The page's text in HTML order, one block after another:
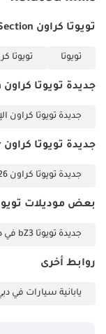
تويوتا كراون Information Section
تويوتا تويوتا
جديدة تويوتا كراون by Location
جديدة تويوتا كراون
جديدة تويوتا كراون by Year
جديدة تويوتا كراون 2026
بعض موديلات
جديدة تويوتا bZ3 في دبي
روابط أخرى
يابانية سيارات في